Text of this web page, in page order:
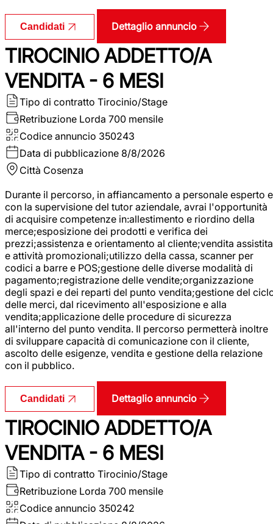
Candidati Dettaglio annuncio
TIROCINIO ADDETTO/A
VENDITA - 6 MESI
Tipo di contratto Tirocinio/Stage
Retribuzione Lorda 700 mensile
Codice annuncio 350243
Data di pubblicazione 8/8/2026
Città Cosenza
Durante il percorso, in affiancamento a personale esperto e
con la supervisione del tutor aziendale, avrai l'opportunità
di acquisire competenze in:allestimento e riordino della
merce;esposizione dei prodotti e verifica dei
prezzi;assistenza e orientamento al cliente;vendita assistita
e attività promozionali;utilizzo della cassa, scanner per
codici a barre e POS;gestione delle diverse modalità di
pagamento;registrazione delle vendite;organizzazione
degli spazi e dei reparti del punto vendita;gestione del
delle merci, dal ricevimento all'esposizione e alla
vendita;applicazione delle procedure di sicurezza
all'interno del punto vendita. Il percorso permetterà inoltre
di sviluppare capacità di comunicazione con il cliente,
ascolto delle esigenze, vendita e gestione della relazione
con il pubblico.
Candidati Dettaglio annuncio
TIROCINIO ADDETTO/A
VENDITA - 6 MESI
Tipo di contratto Tirocinio/Stage
Retribuzione Lorda 700 mensile
Codice annuncio 350242